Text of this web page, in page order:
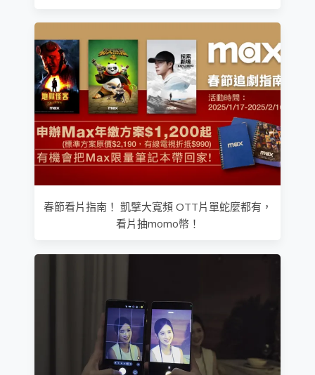
春節看片指南！ 凱擘大寬頻 OTT片單蛇麼都有，
看片抽momo幣！